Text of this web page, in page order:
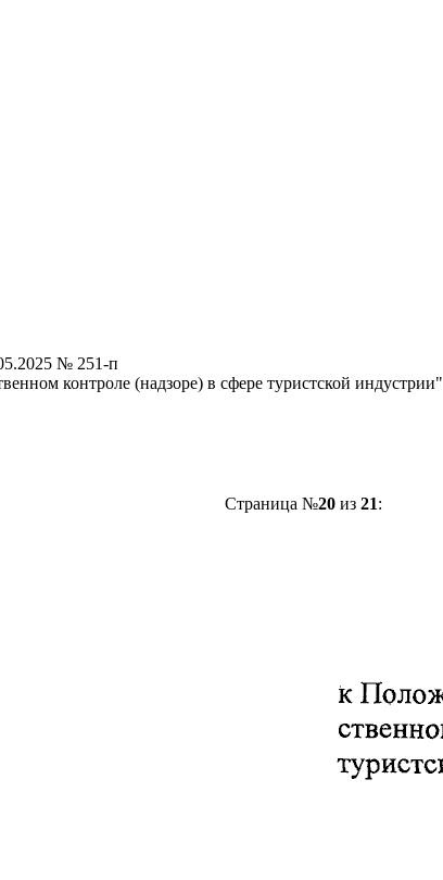
№ 251-п
контроле (надзоре) в сфере туристской индустрии"
Страница №20из 21: